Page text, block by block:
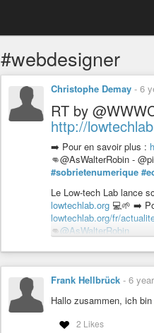
#webdesigner
Christophe Demay - 6
RT by
http://
➡️ Pour en savoir plus :
👊@AsWalterRobin -
#sobrietenumerique
Le Low-tech Lab lance
lowtechlab.org 💻🌱 ➡️
lowtechlab.org/fr/
👊@AsWalterRobin
@pikselkraft-
#ecoconception
#webdesigner
Frank Hellbrück - 6
Hallo zusammen, ich bin
2 Likes